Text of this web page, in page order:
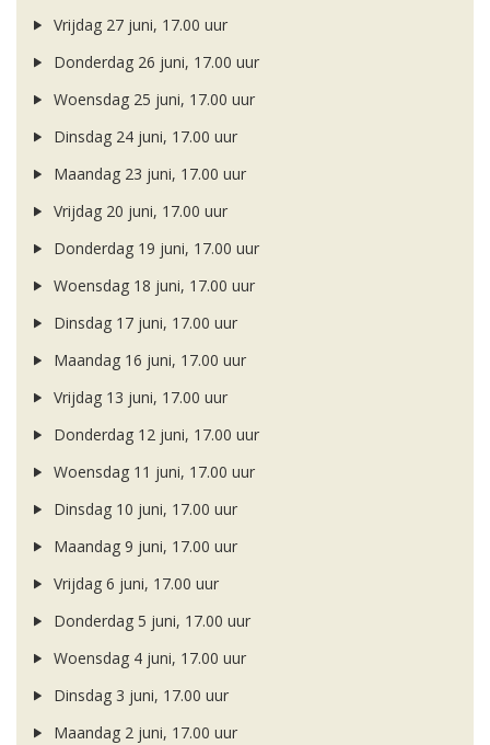
Vrijdag 27 juni, 17.00 uur
Donderdag 26 juni, 17.00 uur
Woensdag 25 juni, 17.00 uur
Dinsdag 24 juni, 17.00 uur
Maandag 23 juni, 17.00 uur
Vrijdag 20 juni, 17.00 uur
Donderdag 19 juni, 17.00 uur
Woensdag 18 juni, 17.00 uur
Dinsdag 17 juni, 17.00 uur
Maandag 16 juni, 17.00 uur
Vrijdag 13 juni, 17.00 uur
Donderdag 12 juni, 17.00 uur
Woensdag 11 juni, 17.00 uur
Dinsdag 10 juni, 17.00 uur
Maandag 9 juni, 17.00 uur
Vrijdag 6 juni, 17.00 uur
Donderdag 5 juni, 17.00 uur
Woensdag 4 juni, 17.00 uur
Dinsdag 3 juni, 17.00 uur
Maandag 2 juni, 17.00 uur